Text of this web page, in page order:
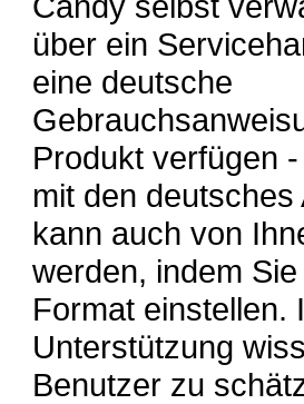
über ein
eine deutsche
Produkt verfügen
mit den
kann auch von
werden, indem
Format einstellen.
Unterstützung
Benutzer zu